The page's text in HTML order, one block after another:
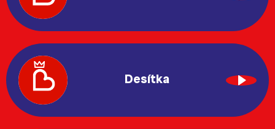
Desítka